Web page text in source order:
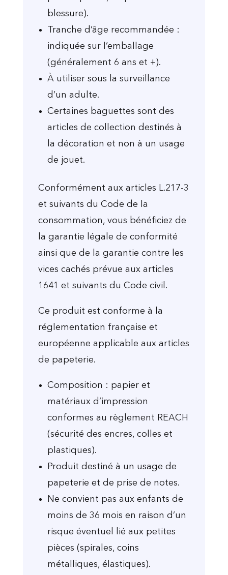
blessure).
Tranche d’âge recommandée :
indiquée sur l’emballage
(généralement 6 ans et +).
À utiliser sous la surveillance
d’un adulte.
Certaines baguettes sont des
articles de collection destinés à
la décoration et non à un usage
de jouet.
Conformément aux articles L.217-3
et suivants du Code de la
consommation, vous bénéficiez de
la garantie légale de conformité
ainsi que de la garantie contre les
vices cachés prévue aux articles
1641 et suivants du Code civil.
Ce produit est conforme à la
réglementation française et
européenne applicable aux articles
de papeterie.
Composition : papier et
matériaux d’impression
conformes au règlement REACH
(sécurité des encres, colles et
plastiques).
Produit destiné à un usage de
papeterie et de prise de notes.
Ne convient pas aux enfants de
moins de 36 mois en raison d’un
risque éventuel lié aux petites
pièces (spirales, coins
métalliques, élastiques).